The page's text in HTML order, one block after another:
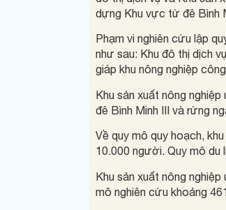
dựng Khu vực từ đê Bình
Phạm vi nghiên cứu lập
như sau: Khu đô thị dịch
giáp khu nông nghiệp
Khu sản xuất nông
đê Bình Minh III và rừng
Về quy mô quy hoạch,
10.000 người. Quy mô du
Khu sản xuất nông
mô nghiên cứu khoảng